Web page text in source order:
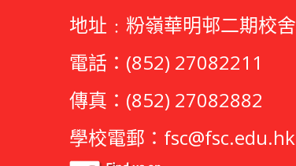
地址﹕粉嶺華明邨二期校舍
電話：(852) 27082211
傳真：(852) 27082882
學校電郵： fsc@fsc.edu.hk